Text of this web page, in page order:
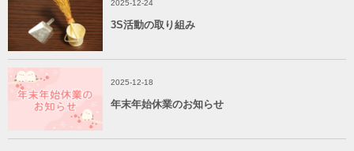
2025-12-24
3S活動の取り組み
2025-12-18
年末年始休業のお知らせ